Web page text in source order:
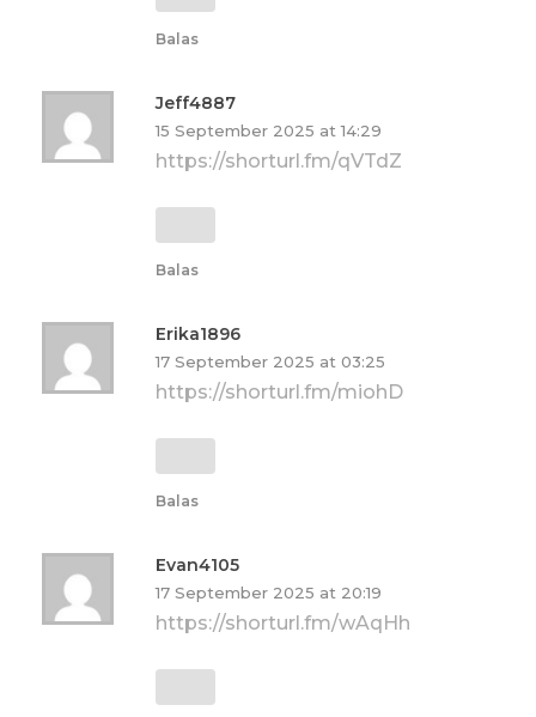
Balas
Jeff4887
15 September 2025 at 14:29
https://shorturl.fm/qVTdZ
Balas
Erika1896
17 September 2025 at 03:25
https://shorturl.fm/miohD
Balas
Evan4105
17 September 2025 at 20:19
https://shorturl.fm/wAqHh